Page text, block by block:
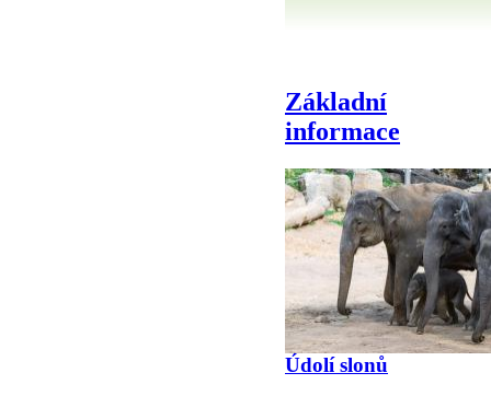
Základní
informace
Údolí slonů